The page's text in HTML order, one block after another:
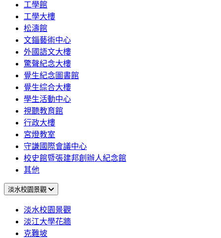
工學館
工學大樓
松濤館
文錙藝術中心
外國語文大樓
驚聲紀念大樓
覺生紀念圖書館
覺生綜合大樓
學生活動中心
視聽教育館
行政大樓
宮燈教室
守謙國際會議中心
校史館暨張建邦創辦人紀念館
其他
淡水校園景觀
淡水校園景觀
淡江大學花牆
克難坡